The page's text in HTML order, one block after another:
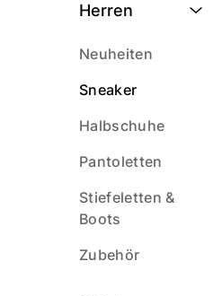
Herren
Neuheiten
Sneaker
Halbschuhe
Pantoletten
Stiefeletten &
Boots
Zubehör